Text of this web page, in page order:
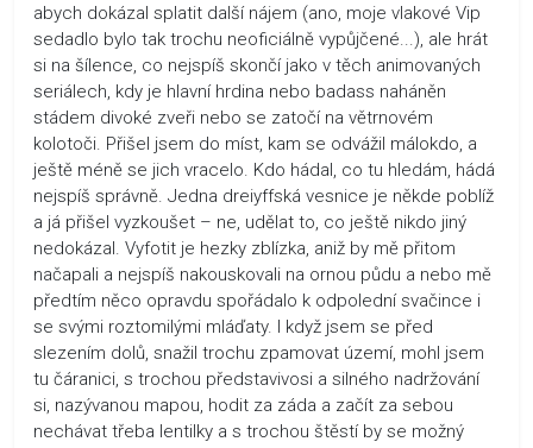
abych dokázal splatit další nájem (ano, moje vlakové Vip
sedadlo bylo tak trochu neoficiálně vypůjčené...), ale hrát
si na šílence, co nejspíš skončí jako v těch animovaných
seriálech, kdy je hlavní hrdina nebo badass naháněn
stádem divoké zveři nebo se zatočí na větrnovém
kolotoči. Přišel jsem do míst, kam se odvážil málokdo, a
ještě méně se jich vracelo. Kdo hádal, co tu hledám, hádá
nejspíš správně. Jedna dreiyffská vesnice je někde poblíž
a já přišel vyzkoušet – ne, udělat to, co ještě nikdo jiný
nedokázal. Vyfotit je hezky zblízka, aniž by mě přitom
načapali a nejspíš nakouskovali na ornou půdu a nebo mě
předtím něco opravdu spořádalo k odpolední svačince i
se svými roztomilými mláďaty. I když jsem se před
slezením dolů, snažil trochu zpamovat území, mohl jsem
tu čáranici, s trochou představivosi a silného nadržování
si, nazývanou mapou, hodit za záda a začít za sebou
nechávat třeba lentilky a s trochou štěstí by se možný